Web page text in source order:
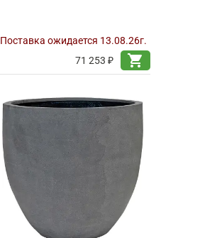
Поставка ожидается 13.08.26г.
71 253 ₽
shopping_cart